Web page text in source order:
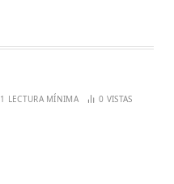
1 LECTURA MÍNIMA 0 VISTAS